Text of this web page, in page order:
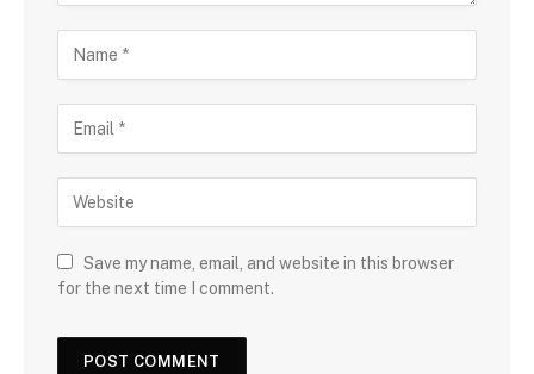
Save my name, email, and website in this browser
for the next time I comment.